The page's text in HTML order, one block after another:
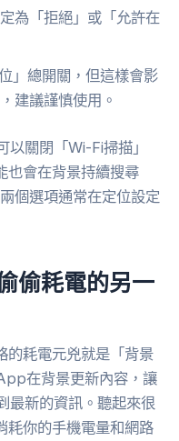
為「拒絕」或「允許在
」總開關，但這樣會影
建議謹慎使用。
關閉「Wi-Fi掃描」
也會在背景持續搜尋
個選項通常在定位設定
偷耗電的另一
的耗電元兇就是「背景
在背景更新內容，讓
最新的資訊。聽起來很
耗你的手機電量和網路